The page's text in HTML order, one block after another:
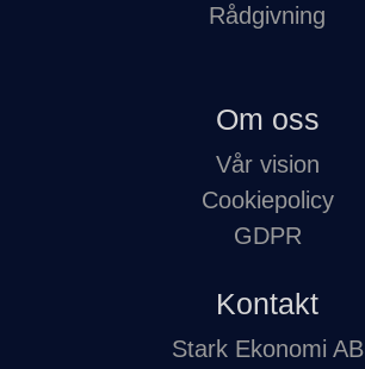
Rådgivning
Om oss
Vår vision
Cookiepolicy
GDPR
Kontakt
Stark Ekonomi AB